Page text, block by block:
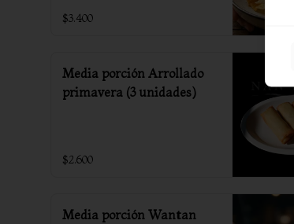
$3.400
Media porción Arrollado
primavera (3 unidades)
$2.600
Media porción Wantan